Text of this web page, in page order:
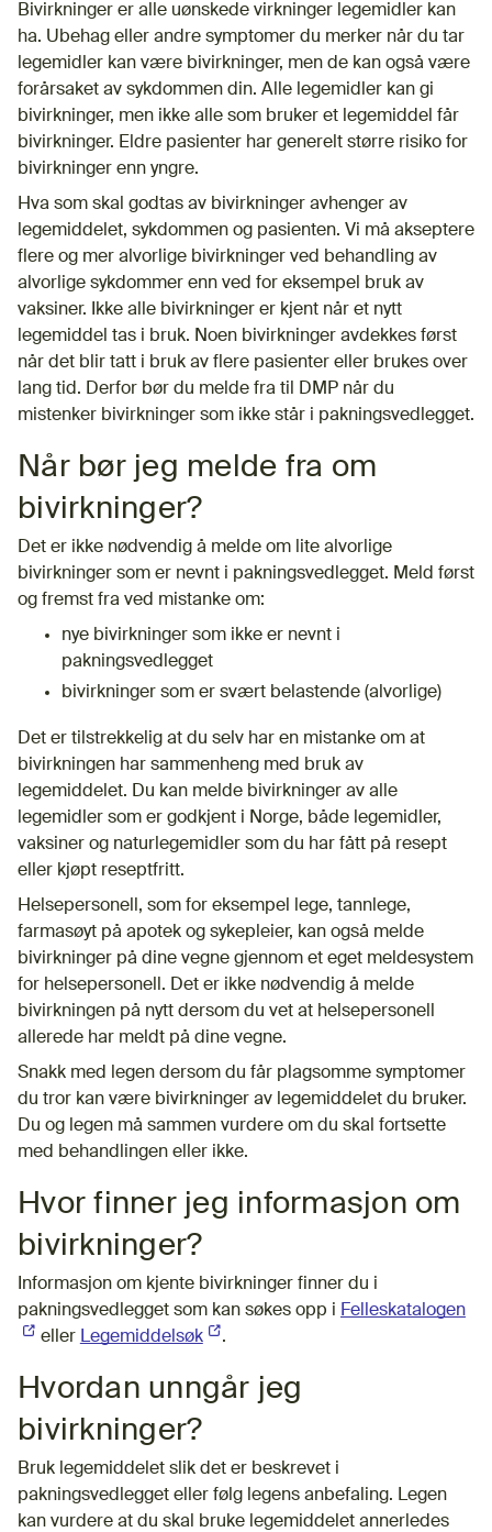
Bivirkninger er alle uønskede virkninger legemidler kan
ha. Ubehag eller andre symptomer du merker når du tar
legemidler kan være bivirkninger, men de kan også være
forårsaket av sykdommen din. Alle legemidler kan gi
bivirkninger, men ikke alle som bruker et legemiddel får
bivirkninger. Eldre pasienter har generelt større risiko for
bivirkninger enn yngre.
Hva som skal godtas av bivirkninger avhenger av
legemiddelet, sykdommen og pasienten. Vi må akseptere
flere og mer alvorlige bivirkninger ved behandling av
alvorlige sykdommer enn ved for eksempel bruk av
vaksiner. Ikke alle bivirkninger er kjent når et nytt
legemiddel tas i bruk. Noen bivirkninger avdekkes først
når det blir tatt i bruk av flere pasienter eller brukes over
lang tid. Derfor bør du melde fra til DMP når du
mistenker bivirkninger som ikke står i pakningsvedlegget.
Når bør jeg melde fra om
bivirkninger?
Det er ikke nødvendig å melde om lite alvorlige
bivirkninger som er nevnt i pakningsvedlegget. Meld først
og fremst fra ved mistanke om:
nye bivirkninger som ikke er nevnt i
pakningsvedlegget
bivirkninger som er svært belastende (alvorlige)
Det er tilstrekkelig at du selv har en mistanke om at
bivirkningen har sammenheng med bruk av
legemiddelet. Du kan melde bivirkninger av alle
legemidler som er godkjent i Norge, både legemidler,
vaksiner og naturlegemidler som du har fått på resept
eller kjøpt reseptfritt.
Helsepersonell, som for eksempel lege, tannlege,
farmasøyt på apotek og sykepleier, kan også melde
bivirkninger på dine vegne gjennom et eget meldesystem
for helsepersonell. Det er ikke nødvendig å melde
bivirkningen på nytt dersom du vet at helsepersonell
allerede har meldt på dine vegne.
Snakk med legen dersom du får plagsomme symptomer
du tror kan være bivirkninger av legemiddelet du bruker.
Du og legen må sammen vurdere om du skal fortsette
med behandlingen eller ikke.
Hvor finner jeg informasjon om
bivirkninger?
Informasjon om kjente bivirkninger finner du i
pakningsvedlegget som kan søkes opp i Felleskatalogen
eller Legemiddelsøk(Ekstern lenke)
.
Hvordan unngår jeg
bivirkninger?
Bruk legemiddelet slik det er beskrevet i
pakningsvedlegget eller følg legens anbefaling. Legen
kan vurdere at du skal bruke legemiddelet annerledes